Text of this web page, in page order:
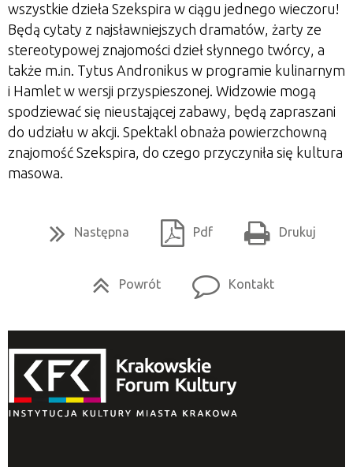
wszystkie dzieła Szekspira w ciągu jednego wieczoru!
Będą cytaty z najsławniejszych dramatów, żarty ze
stereotypowej znajomości dzieł słynnego twórcy, a
także m.in. Tytus Andronikus w programie kulinarnym
i Hamlet w wersji przyspieszonej. Widzowie mogą
spodziewać się nieustającej zabawy, będą zapraszani
do udziału w akcji. Spektakl obnaża powierzchowną
znajomość Szekspira, do czego przyczyniła się kultura
masowa.
Następna Pdf Drukuj
Powrót Kontakt